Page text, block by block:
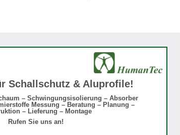
Schallschutz & Aluprofile!
– Schwingungsisolierung – Absorber
Messung – Beratung – Planung –
– Lieferung – Montage
Rufen Sie uns an!